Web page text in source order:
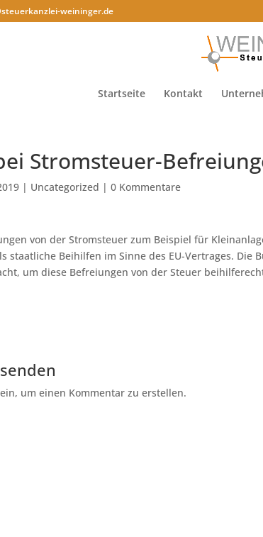
weininger.de
Startseite Kontakt
Stromsteuer-
| Uncategorized |0 Kommentare
von der Stromsteuer zum Beispiel für
staatliche Beihilfen im Sinne des EU-Vertrages. Die
um diese Befreiungen von der Steuer
um einen Kommentar zu erstellen.